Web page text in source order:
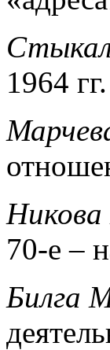
1964
Никова
70-е –
Билга